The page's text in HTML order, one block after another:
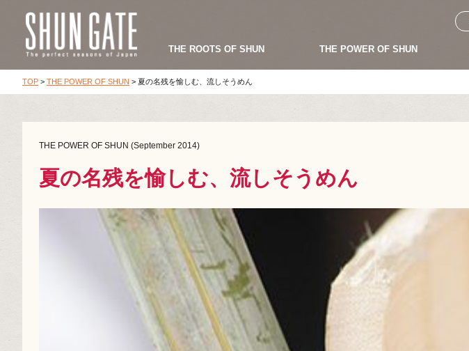
THE ROOTS OF SHUN THE POWER OF SHUN
TOP > THE POWER OF SHUN > 夏の名残を愉しむ、流しそうめん
THE POWER OF SHUN (September 2014)
夏の名残を愉しむ、流しそうめん